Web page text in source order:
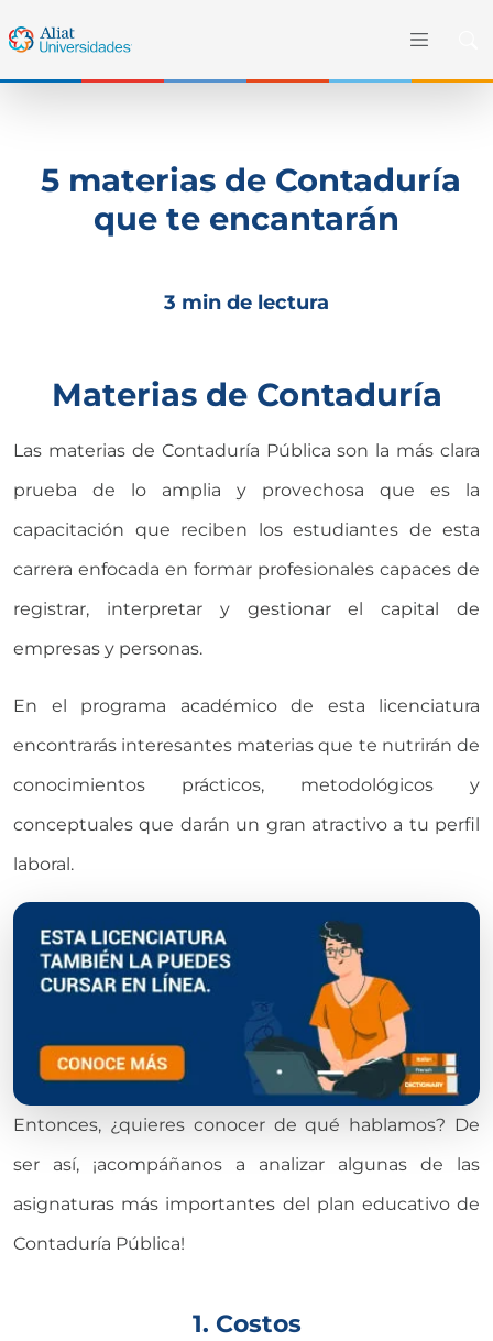
5 materias de Contaduría
que te encantarán
3 min de lectura
Materias de Contaduría
Las materias de Contaduría Pública son la más clara
prueba de lo amplia y provechosa que es la
capacitación que reciben los estudiantes de esta
carrera enfocada en formar profesionales capaces de
registrar, interpretar y gestionar el capital de
empresas y personas.
En el programa académico de esta licenciatura
encontrarás interesantes materias que te nutrirán de
conocimientos prácticos, metodológicos y
conceptuales que darán un gran atractivo a tu perfil
laboral.
Entonces, ¿quieres conocer de qué hablamos? De
ser así, ¡acompáñanos a analizar algunas de las
asignaturas más importantes del plan educativo de
Contaduría Pública!
1. Costos